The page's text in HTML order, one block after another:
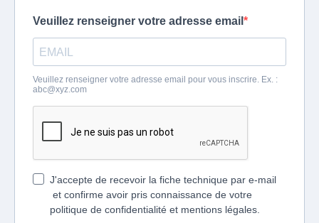
Veuillez renseigner votre adresse email
Veuillez renseigner votre adresse email pour vous inscrire. Ex. :
abc@xyz.com
J'accepte de recevoir la fiche technique par e-mail
et confirme avoir pris connaissance de votre
politique de confidentialité et mentions légales.